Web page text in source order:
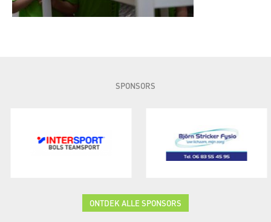
SPONSORS
ONTDEK ALLE SPONSORS